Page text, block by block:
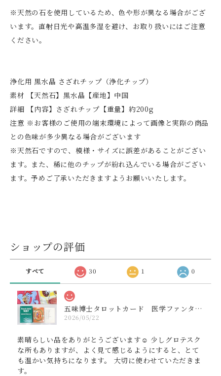
※天然の石を使用しているため、色や形が異なる場合がござ
います。直射日光や高温多湿を避け、お取り扱いにはご注意
ください。
浄化用 黒水晶 さざれチップ（浄化チップ）
素材 【天然石】黒水晶【産地】中国
詳細 【内容】さざれチップ【重量】約200g
注意 ※お客様のご使用の端末環境によって画像と実際の商品
との色味が多少異なる場合がございます
※天然石ですので、模様・サイズに誤差があることがござい
ます。また、稀に他のチップが紛れ込んでいる場合がござい
ます。予めご了承いただきますようお願いいたします。
ショップの評価
すべて 30 1 0
五味博士タロットカード 医学ファンタジー 解説書付き 1402000164
2026/05/22
素晴らしい品をありがとうございます☺️ 少しグロテスク
な所もありますが、よく見て感じるようにすると、とて
も温かい気持ちになります。 大切に使わせていただきま
す。